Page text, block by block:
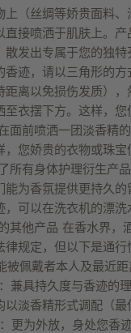
上（丝绸等娇贵面料
接喷洒于肌肤上。
散发出专属于您的独
香迹，请以三角形的
离以免损伤发质）
至衣摆下方。这样，
面前喷洒一团淡香精
，您娇贵的衣物或珠
所有身体护理衍生产
能为香氛提供更持久
，可以在洗衣机的漂
其他产品 在香水界，
律规定，但以下是通
被佩戴者本人及最近距
兼具持久度与香迹的理
淡香精形式调配（最
更为外放，身处您香